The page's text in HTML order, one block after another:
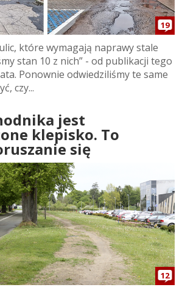
19
które wymagają naprawy stale
stan 10 z nich” - od publikacji tego
Ponownie odwiedziliśmy te same
czy...
jest
klepisko. To
się
12